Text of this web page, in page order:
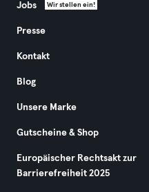
Jobs Wir stellen ein!
Presse
Kontakt
Blog
Unsere Marke
Gutscheine & Shop
Europäischer Rechtsakt zur
Barrierefreiheit 2025